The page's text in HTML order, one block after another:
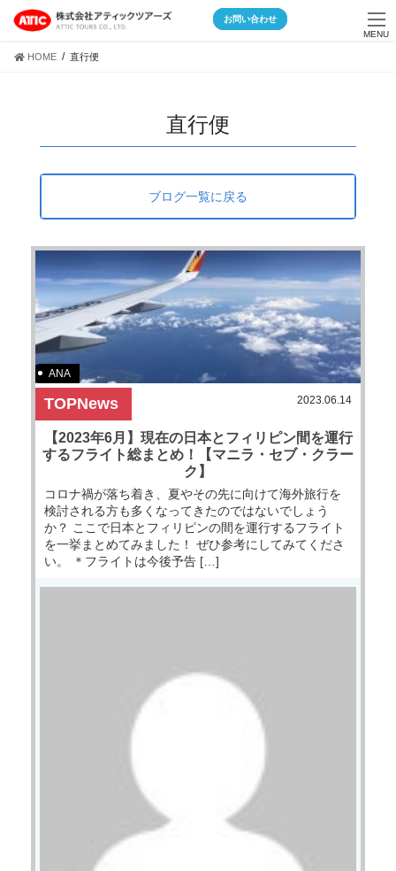
Skip
content
Skip
Navigation
お問い合わせ
HOME 直行便
直行便
ブログ一覧に戻る
ANA
TOPNews 2023.06.14
【2023年6月】現在の日本とフィリピン間を運行
するフライト総まとめ！【マニラ・セブ・クラー
ク】
コロナ禍が落ち着き、夏やその先に向けて海外旅行を
検討される方も多くなってきたのではないでしょう
か？ ここで日本とフィリピンの間を運行するフライト
を一挙まとめてみました！ ぜひ参考にしてみてくださ
い。 ＊フライトは今後予告 […]
MENU